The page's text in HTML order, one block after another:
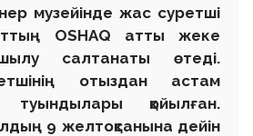
музейінде жас суретші
OSHAQ атты жеке
салтанаты өтеді.
отыздан астам
туындылары қойылған.
9 желтоқсанына дейін